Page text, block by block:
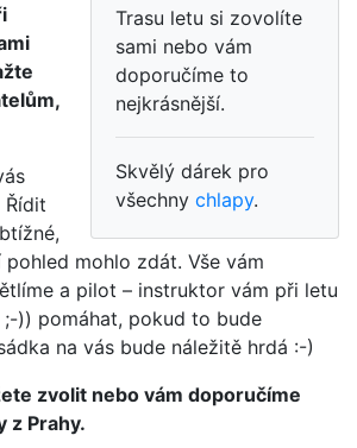
Trasu letu si zovolíte
sami nebo vám
doporučíme to
nejkrásnější.
Skvělý dárek pro
všechny chlapy.
Řídit
mohlo zdát. Vše vám
a pilot – instruktor vám při letu
;-)) pomáhat, pokud to bude
na vás bude náležitě hrdá :-)
zvolit nebo vám doporučíme
z Prahy.